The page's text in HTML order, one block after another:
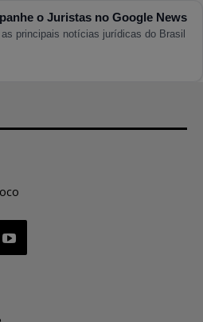
o Juristas no Google News
as principais notícias jurídicas do Brasil